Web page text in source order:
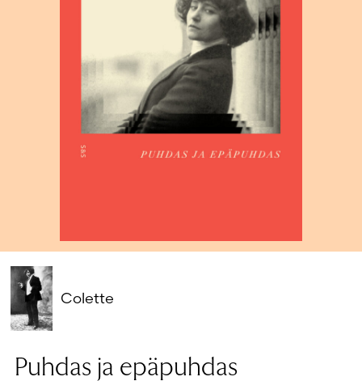
Salasana unohtunut?
Luo uusi tili
Colette
Puhdas ja epäpuhdas